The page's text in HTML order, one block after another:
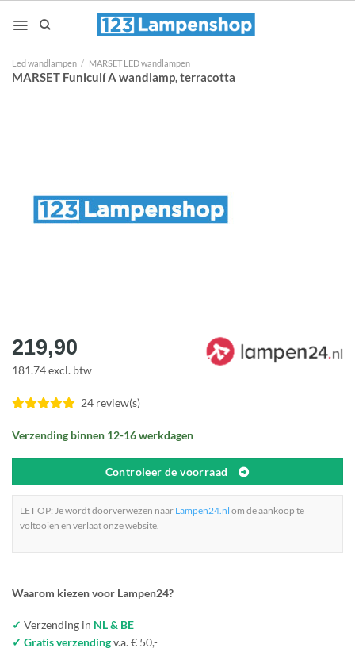
naar
Led wandlampen / MARSET LED wandlampen
MARSET Funiculí A wandlamp, terracotta
219,90
181.74 excl. btw
24 review(s)
Verzending binnen 12-16 werkdagen
Controleer de voorraad
LET OP: Je wordt doorverwezen naar Lampen24.nl om de aankoop te
voltooien en verlaat onze website.
Waarom kiezen voor Lampen24?
✓ Verzending in NL & BE
✓ Gratis verzendingv.a. € 50,-